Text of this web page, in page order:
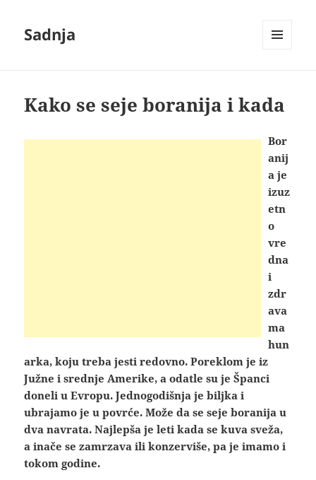
Sadnja
Kako se seje boranija i kada
Bor
anij
a je
izuz
etn
o
vre
dna
i
zdr
ava
ma
hun
arka, koju treba jesti redovno. Poreklom je iz
Južne i srednje Amerike, a odatle su je Španci
doneli u Evropu. Jednogodišnja je biljka i
ubrajamo je u povrće. Može da se seje boranija u
dva navrata. Najlepša je leti kada se kuva sveža,
a inače se zamrzava ili konzerviše, pa je imamo i
tokom godine.